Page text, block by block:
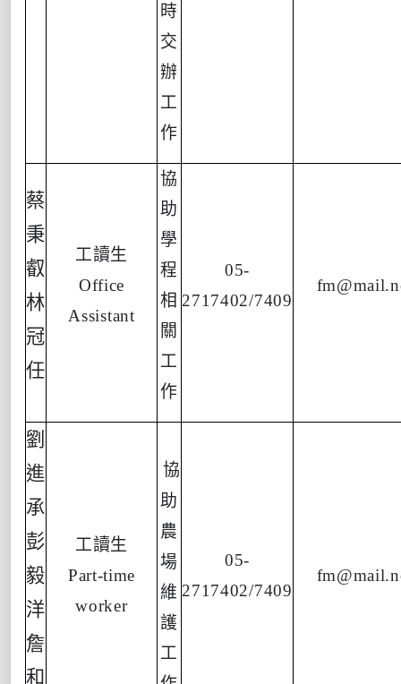
時
交
辦
工
作
蔡
秉
叡
林
冠
任
工讀生
Office
Assistant
協
助
學
程
相
關
工
作
05-
2717402/7409
劉
進
承
彭
毅
洋
詹
和
工讀生
Part-time
worker
協
助
農
場
維
護
工
05-
2717402/7409